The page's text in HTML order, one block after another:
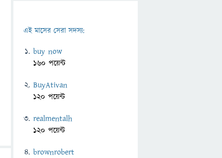
এই মাসের সেরা সদস্য:
buy now
160 পয়েন্ট
BuyAtivan
120 পয়েন্ট
realmentalh
120 পয়েন্ট
brownrobert